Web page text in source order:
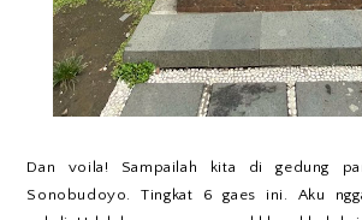
Dan voila! Sampailah kita di gedung
Sonobudoyo. Tingkat 6 gaes ini. Aku